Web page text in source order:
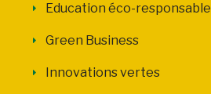
Education éco-responsable
Green Business
Innovations vertes